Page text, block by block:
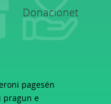
Donacionet
pagesën
pragun e